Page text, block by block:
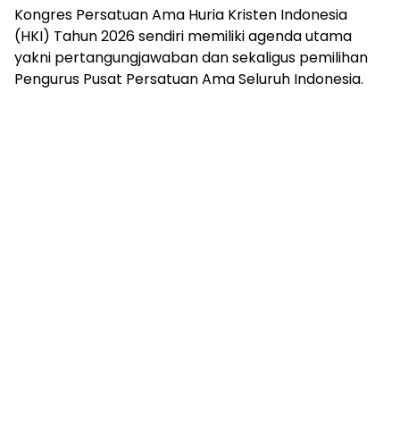
Kongres Persatuan Ama Huria Kristen Indonesia
(HKI) Tahun 2026 sendiri memiliki agenda utama
yakni pertangungjawaban dan sekaligus pemilihan
Pengurus Pusat Persatuan Ama Seluruh Indonesia.